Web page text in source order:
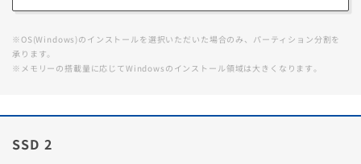
※OS(Windows)のインストールを選択いただいた場合のみ、パーティション分割を
承ります。
※メモリーの搭載量に応じてWindowsのインストール領域は大きくなります。
SSD 2